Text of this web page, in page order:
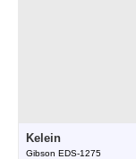
Kelein
Gibson EDS-1275